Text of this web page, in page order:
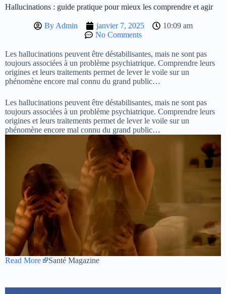
Hallucinations : guide pratique pour mieux les comprendre et agir
ByAdmin janvier 7, 2025
10:09 am
No Comments
Les hallucinations peuvent être déstabilisantes, mais ne sont pas
toujours associées à un problème psychiatrique. Comprendre leurs
origines et leurs traitements permet de lever le voile sur un
phénomène encore mal connu du grand public…
Les hallucinations peuvent être déstabilisantes, mais ne sont pas
toujours associées à un problème psychiatrique. Comprendre leurs
origines et leurs traitements permet de lever le voile sur un
phénomène encore mal connu du grand public…
Read More Santé Magazine